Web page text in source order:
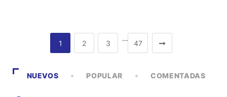
1 2 3
…
47
NUEVOS POPULAR COMENTADAS